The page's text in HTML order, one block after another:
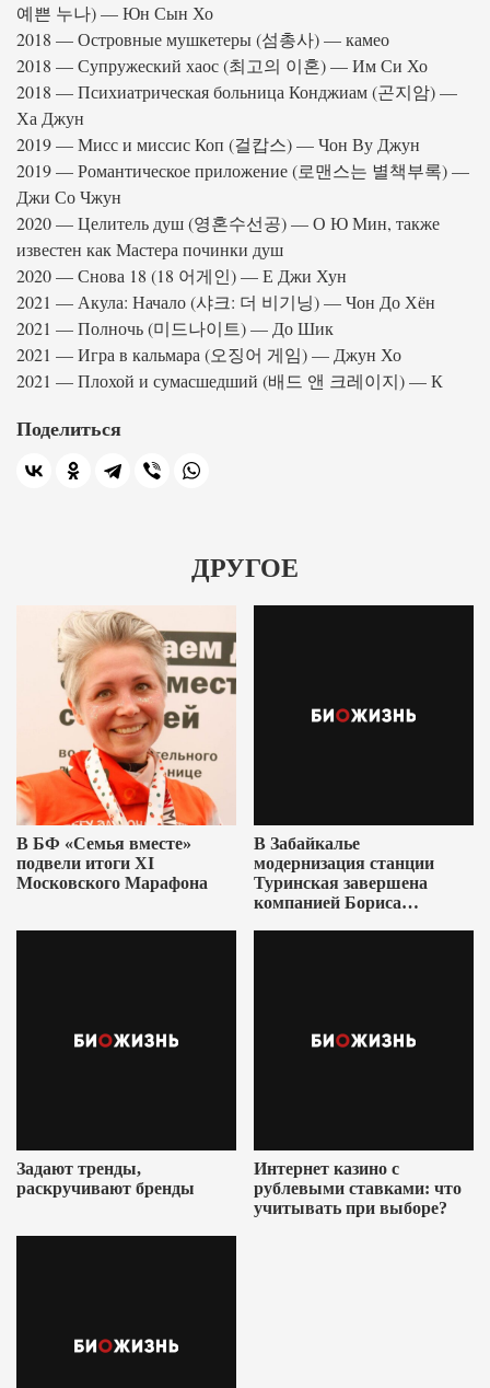
예쁜 누나) — Юн Сын Хо
2018 — Островные мушкетеры (섬총사) — камео
2018 — Супружеский хаос (최고의 이혼) — Им Си Хо
2018 — Психиатрическая больница Конджиам (곤지암) —
Ха Джун
2019 — Мисс и миссис Коп (걸캅스) — Чон Ву Джун
2019 — Романтическое приложение (로맨스는 별책부록) —
Джи Со Чжун
2020 — Целитель душ (영혼수선공) — О Ю Мин, также
известен как Мастера починки душ
2020 — Снова 18 (18 어게인) — Е Джи Хун
2021 — Акула: Начало (샤크: 더 비기닝) — Чон До Хён
2021 — Полночь (미드나이트) — До Шик
2021 — Игра в кальмара (오징어 게임) — Джун Хо
2021 — Плохой и сумасшедший (배드 앤 크레이지) — К
Поделиться
ДРУГОЕ
В БФ «Семья вместе»
подвели итоги XI
Московского Марафона
В Забайкалье
модернизация станции
Туринская завершена
компанией Бориса
Задают тренды,
раскручивают бренды
Интернет казино с
рублевыми ставками: что
учитывать при выборе?